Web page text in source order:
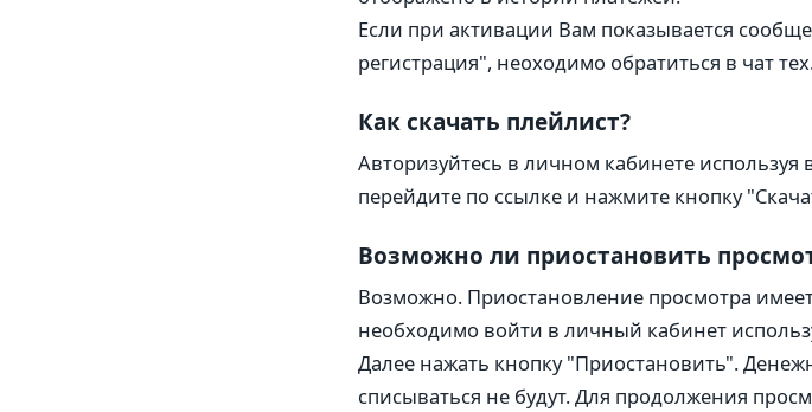
Если при активации Вам показывается
регистрация", неоходимо обратиться в чат
Как скачать плейлист?
Авторизуйтесь в личном кабинете
перейдите по ссылке и нажмите кнопку
Возможно ли приостановить
Возможно. Приостановление просмотра
необходимо войти в личный кабинет
Далее нажать кнопку "Приостановить".
списываться не будут. Для продолжения